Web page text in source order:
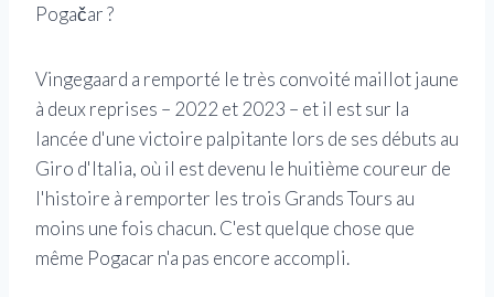
Pogačar ?
Vingegaard a remporté le très convoité maillot jaune
à deux reprises – 2022 et 2023 – et il est sur la
lancée d'une victoire palpitante lors de ses débuts au
Giro d'Italia, où il est devenu le huitième coureur de
l'histoire à remporter les trois Grands Tours au
moins une fois chacun. C'est quelque chose que
même Pogacar n'a pas encore accompli.